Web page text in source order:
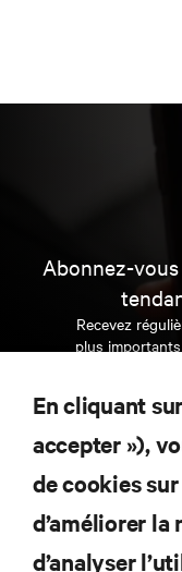
Abonnez-
Recevez
plus
et des
RESSOURCES
En cliquant
accepter »),
de cookies
d’améliorer
d’analyser